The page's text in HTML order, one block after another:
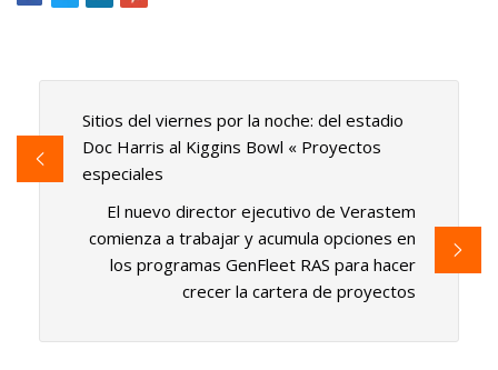
Sitios del viernes por la noche: del estadio
Doc Harris al Kiggins Bowl « Proyectos
especiales
El nuevo director ejecutivo de Verastem
comienza a trabajar y acumula opciones en
los programas GenFleet RAS para hacer
crecer la cartera de proyectos